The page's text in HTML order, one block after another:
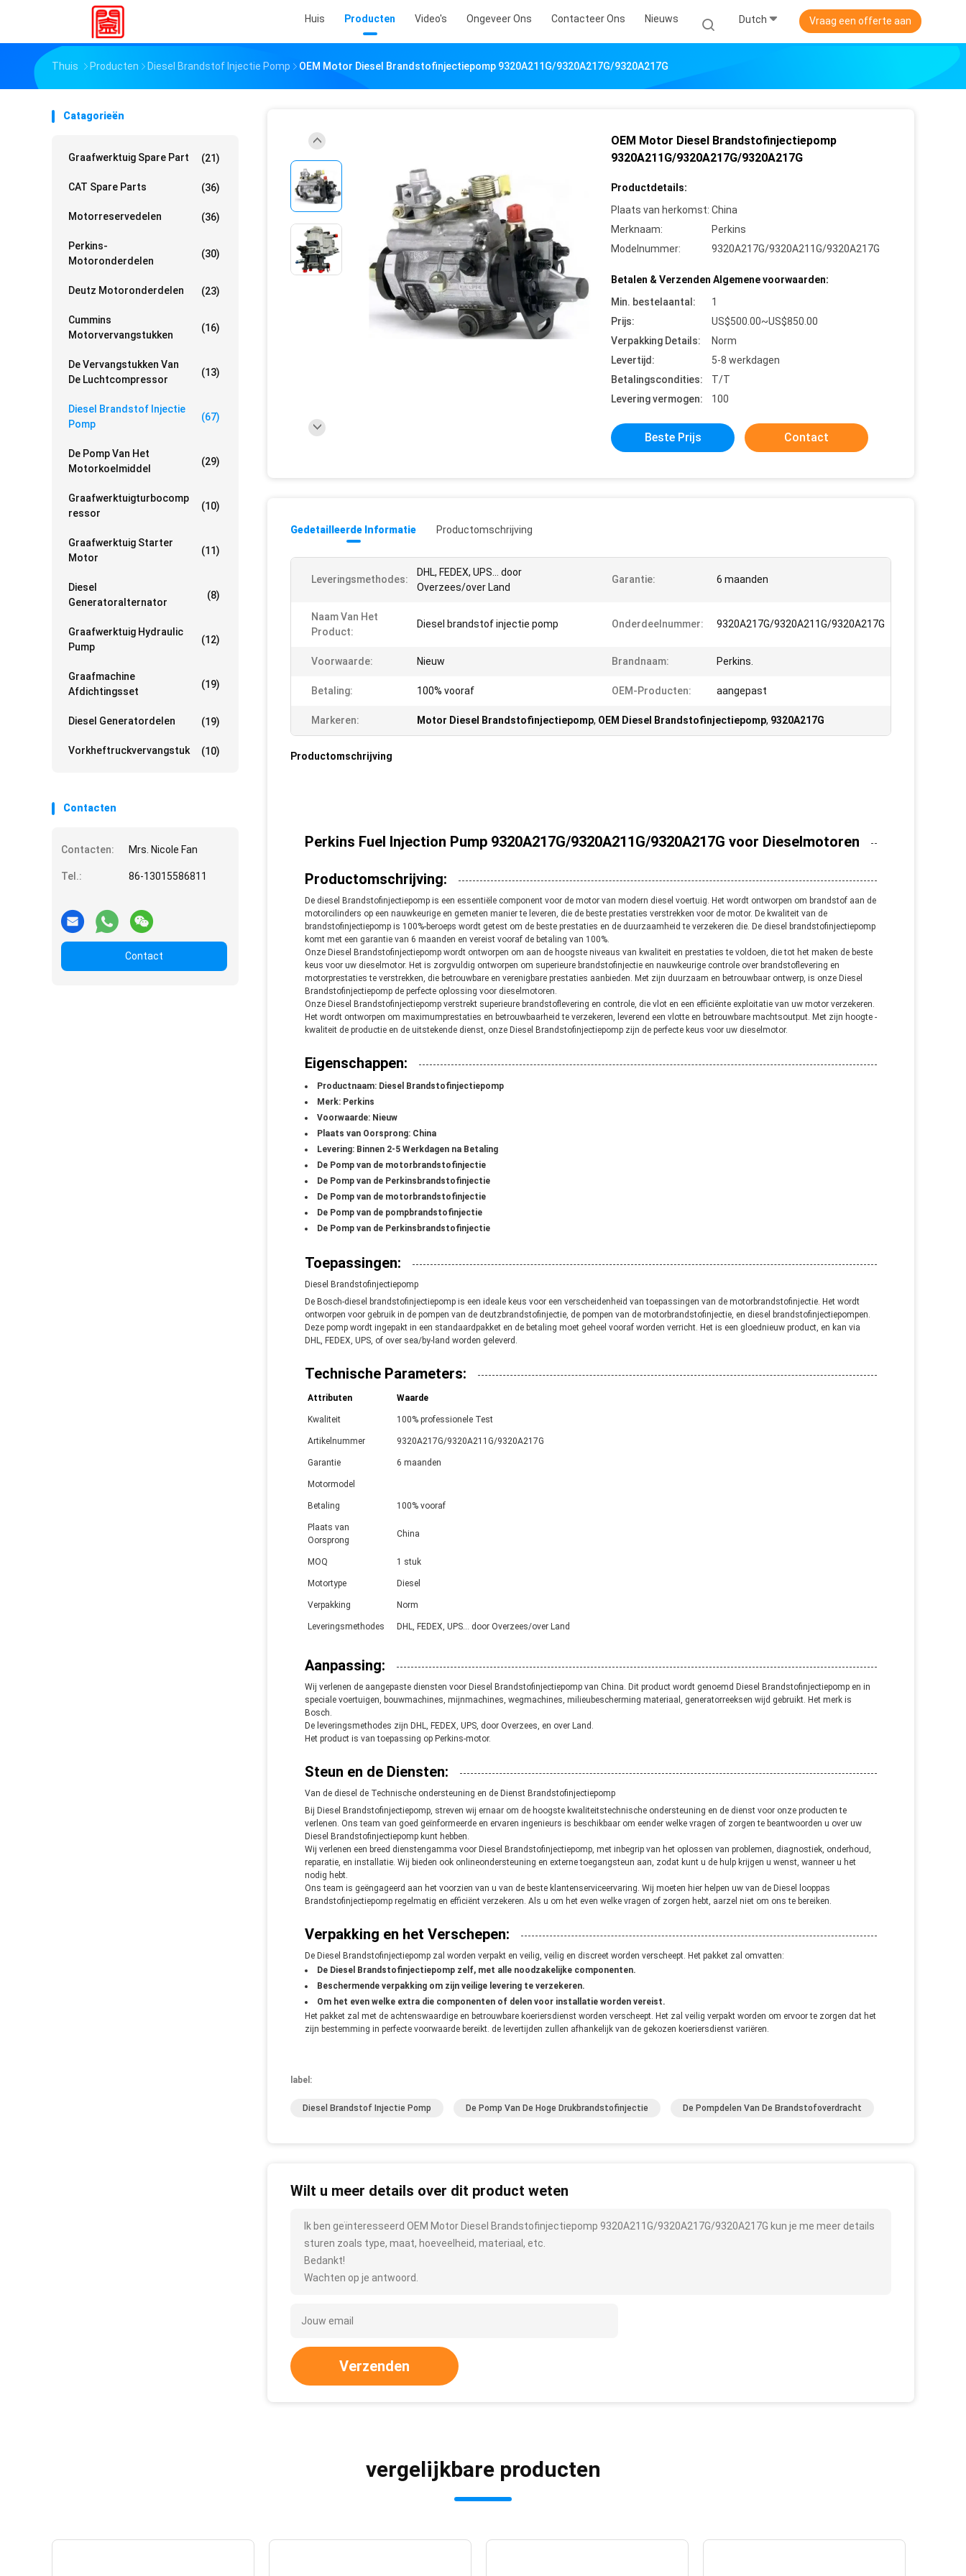
Huis Producten Video's Ongeveer Ons Contacteer Ons Nieuws Dutch Vraag een offerte aan
Thuis Producten Diesel Brandstof Injectie Pomp OEM Motor Diesel Brandstofinjectiepomp 9320A211G/9320A217G/9320A217G
Catagorieën
Graafwerktuig Spare Part (21)
CAT Spare Parts (36)
Motorreservedelen (36)
Perkins-
Motoronderdelen
(30)
Deutz Motoronderdelen (23)
Cummins
Motorvervangstukken
(16)
De Vervangstukken Van
De Luchtcompressor
(13)
Diesel Brandstof Injectie
Pomp
(67)
De Pomp Van Het
Motorkoelmiddel
(29)
Graafwerktuigturbocomp
Ressor
(10)
Graafwerktuig Starter
Motor
(11)
Diesel
Generatoralternator
(8)
Graafwerktuig Hydraulic
Pump
(12)
Graafmachine
Afdichtingsset
(19)
Diesel Generatordelen (19)
Vorkheftruckvervangstuk (10)
Contacten
Contacten: Mrs. Nicole Fan
Tel.: 86-13015586811
Contact
OEM Motor Diesel Brandstofinjectiepomp
9320A211G/9320A217G/9320A217G
Productdetails:
Plaats van herkomst: China
Merknaam:
Perkins
Modelnummer:
9320A217G/9320A211G/9320A217G
Betalen & Verzenden Algemene voorwaarden:
Min. bestelaantal:
1
Prijs:
US$500.00~US$850.00
Verpakking Details:
Norm
Levertijd:
5-8 werkdagen
Betalingscondities:
T/T
Levering vermogen:
100
Beste Prijs Contact
Gedetailleerde Informatie Productomschrijving
Leveringsmethodes:
DHL, FEDEX, UPS… door
Overzees/over Land
Garantie: 6 maanden
Naam Van Het
Product:
Diesel brandstof injectie pomp Onderdeelnummer: 9320A217G/9320A211G/9320A217G
Voorwaarde: Nieuw Brandnaam: Perkins.
Betaling: 100% vooraf OEM-Producten: aangepast
Markeren: Motor Diesel Brandstofinjectiepomp, OEM Diesel Brandstofinjectiepomp, 9320A217G
Productomschrijving
Perkins Fuel Injection Pump 9320A217G/9320A211G/9320A217G voor Dieselmotoren
Productomschrijving:
De diesel Brandstofinjectiepomp is een essentiële component voor de motor van modern diesel voertuig. Het wordt ontworpen om brandstof aan de
motorcilinders op een nauwkeurige en gemeten manier te leveren, die de beste prestaties verstrekken voor de motor. De kwaliteit van de
brandstofinjectiepomp is 100%-beroeps wordt getest om de beste prestaties en de duurzaamheid te verzekeren die. De diesel brandstofinjectiepomp
komt met een garantie van 6 maanden en vereist vooraf de betaling van 100%.
Onze Diesel Brandstofinjectiepomp wordt ontworpen om aan de hoogste niveaus van kwaliteit en prestaties te voldoen, die tot het maken de beste
keus voor uw dieselmotor. Het is zorgvuldig ontworpen om superieure brandstofinjectie en nauwkeurige controle over brandstoflevering en
motorprestaties te verstrekken, die betrouwbare en verenigbare prestaties aanbieden. Met zijn duurzaam en betrouwbaar ontwerp, is onze Diesel
Brandstofinjectiepomp de perfecte oplossing voor dieselmotoren.
Onze Diesel Brandstofinjectiepomp verstrekt superieure brandstoflevering en controle, die vlot en een efficiënte exploitatie van uw motor verzekeren.
Het wordt ontworpen om maximumprestaties en betrouwbaarheid te verzekeren, leverend een vlotte en betrouwbare machtsoutput. Met zijn hoogte -
kwaliteit de productie en de uitstekende dienst, onze Diesel Brandstofinjectiepomp zijn de perfecte keus voor uw dieselmotor.
Eigenschappen:
Productnaam: Diesel Brandstofinjectiepomp
Merk: Perkins
Voorwaarde: Nieuw
Plaats van Oorsprong: China
Levering: Binnen 2-5 Werkdagen na Betaling
De Pomp van de motorbrandstofinjectie
De Pomp van de Perkinsbrandstofinjectie
De Pomp van de motorbrandstofinjectie
De Pomp van de pompbrandstofinjectie
De Pomp van de Perkinsbrandstofinjectie
Toepassingen:
Diesel Brandstofinjectiepomp
De Bosch-diesel brandstofinjectiepomp is een ideale keus voor een verscheidenheid van toepassingen van de motorbrandstofinjectie. Het wordt
ontworpen voor gebruik in de pompen van de deutzbrandstofinjectie, de pompen van de motorbrandstofinjectie, en diesel brandstofinjectiepompen.
Deze pomp wordt ingepakt in een standaardpakket en de betaling moet geheel vooraf worden verricht. Het is een gloednieuw product, en kan via
DHL, FEDEX, UPS, of over sea/by-land worden geleverd.
Technische Parameters:
Attributen Waarde
Kwaliteit 100% professionele Test
Artikelnummer 9320A217G/9320A211G/9320A217G
Garantie 6 maanden
Motormodel
Betaling 100% vooraf
Plaats van
Oorsprong
China
MOQ 1 stuk
Motortype Diesel
Verpakking Norm
Leveringsmethodes DHL, FEDEX, UPS… door Overzees/over Land
Aanpassing:
Wij verlenen de aangepaste diensten voor Diesel Brandstofinjectiepomp van China. Dit product wordt genoemd Diesel Brandstofinjectiepomp en in
speciale voertuigen, bouwmachines, mijnmachines, wegmachines, milieubescherming materiaal, generatorreeksen wijd gebruikt. Het merk is
Bosch.
De leveringsmethodes zijn DHL, FEDEX, UPS, door Overzees, en over Land.
Het product is van toepassing op Perkins-motor.
Steun en de Diensten:
Van de diesel de Technische ondersteuning en de Dienst Brandstofinjectiepomp
Bij Diesel Brandstofinjectiepomp, streven wij ernaar om de hoogste kwaliteitstechnische ondersteuning en de dienst voor onze producten te
verlenen. Ons team van goed geïnformeerde en ervaren ingenieurs is beschikbaar om eender welke vragen of zorgen te beantwoorden u over uw
Diesel Brandstofinjectiepomp kunt hebben.
Wij verlenen een breed dienstengamma voor Diesel Brandstofinjectiepomp, met inbegrip van het oplossen van problemen, diagnostiek, onderhoud,
reparatie, en installatie. Wij bieden ook onlineondersteuning en externe toegangsteun aan, zodat kunt u de hulp krijgen u wenst, wanneer u het
nodig hebt.
Ons team is geëngageerd aan het voorzien van u van de beste klantenserviceervaring. Wij moeten hier helpen uw van de Diesel looppas
Brandstofinjectiepomp regelmatig en efficiënt verzekeren. Als u om het even welke vragen of zorgen hebt, aarzel niet om ons te bereiken.
Verpakking en het Verschepen:
De Diesel Brandstofinjectiepomp zal worden verpakt en veilig, veilig en discreet worden verscheept. Het pakket zal omvatten:
De Diesel Brandstofinjectiepomp zelf, met alle noodzakelijke componenten.
Beschermende verpakking om zijn veilige levering te verzekeren.
Om het even welke extra die componenten of delen voor installatie worden vereist.
Het pakket zal met de achtenswaardige en betrouwbare koeriersdienst worden verscheept. Het zal veilig verpakt worden om ervoor te zorgen dat het
zijn bestemming in perfecte voorwaarde bereikt. de levertijden zullen afhankelijk van de gekozen koeriersdienst variëren.
label:
Diesel Brandstof Injectie Pomp De Pomp Van De Hoge Drukbrandstofinjectie De Pompdelen Van De Brandstofoverdracht
Wilt u meer details over dit product weten
Ik ben geïnteresseerd OEM Motor Diesel Brandstofinjectiepomp 9320A211G/9320A217G/9320A217G kun je me meer details
sturen zoals type, maat, hoeveelheid, materiaal, etc.
Bedankt!
Wachten op je antwoord.
Verzenden
vergelijkbare producten